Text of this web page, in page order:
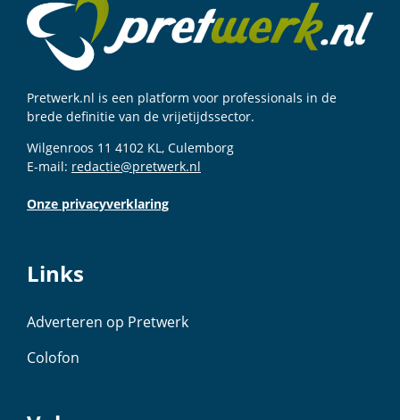
Pretwerk.nl is een platform voor professionals in de
brede definitie van de vrijetijdssector.
Wilgenroos 11 4102 KL, Culemborg
E-mail: redactie@pretwerk.nl
Onze privacyverklaring
Links
Adverteren op Pretwerk
Colofon